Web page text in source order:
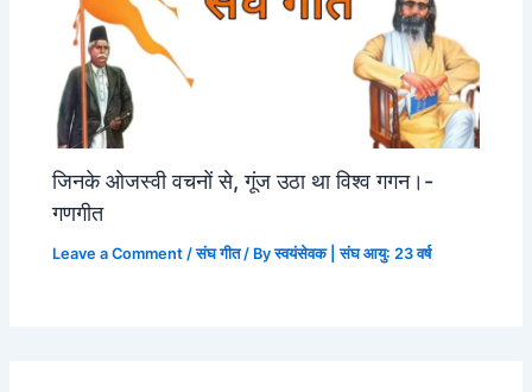
जिनके ओजस्वी वचनों से, गूंज उठा था विश्व गगन।-
गणगीत
Leave a Comment /संघ गीत/ Byस्वयंसेवक | संघ आयु: 23 वर्ष